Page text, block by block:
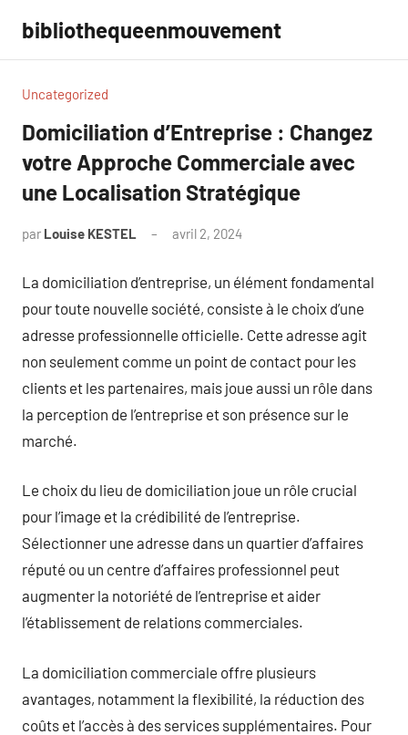
contenu
bibliothequeenmouvement
Uncategorized
Domiciliation d’Entreprise : Changez
votre Approche Commerciale avec
une Localisation Stratégique
par Louise KESTEL avril 2, 2024
La domiciliation d’entreprise, un élément fondamental
pour toute nouvelle société, consiste à le choix d’une
adresse professionnelle officielle. Cette adresse agit
non seulement comme un point de contact pour les
clients et les partenaires, mais joue aussi un rôle dans
la perception de l’entreprise et son présence sur le
marché.
Le choix du lieu de domiciliation joue un rôle crucial
pour l’image et la crédibilité de l’entreprise.
Sélectionner une adresse dans un quartier d’affaires
réputé ou un centre d’affaires professionnel peut
augmenter la notoriété de l’entreprise et aider
l’établissement de relations commerciales.
La domiciliation commerciale offre plusieurs
avantages, notamment la flexibilité, la réduction des
coûts et l’accès à des services supplémentaires. Pour